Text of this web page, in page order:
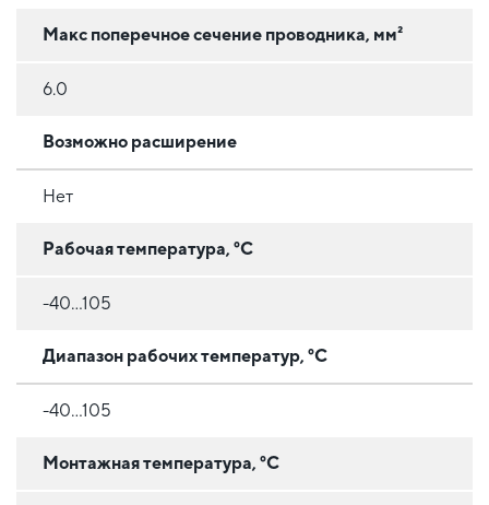
Макс поперечное сечение проводника, мм²
6.0
Возможно расширение
Нет
Рабочая температура, °C
-40...105
Диапазон рабочих температур, °C
-40...105
Монтажная температура, °C